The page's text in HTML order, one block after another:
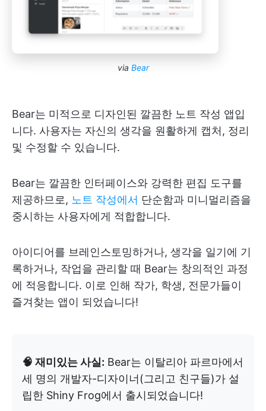
via Bear
Bear는 미적으로 디자인된 깔끔한 노트 작성 앱입
니다. 사용자는 자신의 생각을 원활하게 캡처, 정리
및 수정할 수 있습니다.
Bear는 깔끔한 인터페이스와 강력한 편집 도구를
제공하므로, 노트 작성에서 단순함과 미니멀리즘을
중시하는 사용자에게 적합합니다.
아이디어를 브레인스토밍하거나, 생각을 일기에 기
록하거나, 작업을 관리할 때 Bear는 창의적인 과정
에 적응합니다. 이로 인해 작가, 학생, 전문가들이
즐겨찾는 앱이 되었습니다!
🧠 재미있는 사실: Bear는 이탈리아 파르마에서
세 명의 개발자-디자이너(그리고 친구들)가 설
립한 Shiny Frog에서 출시되었습니다!